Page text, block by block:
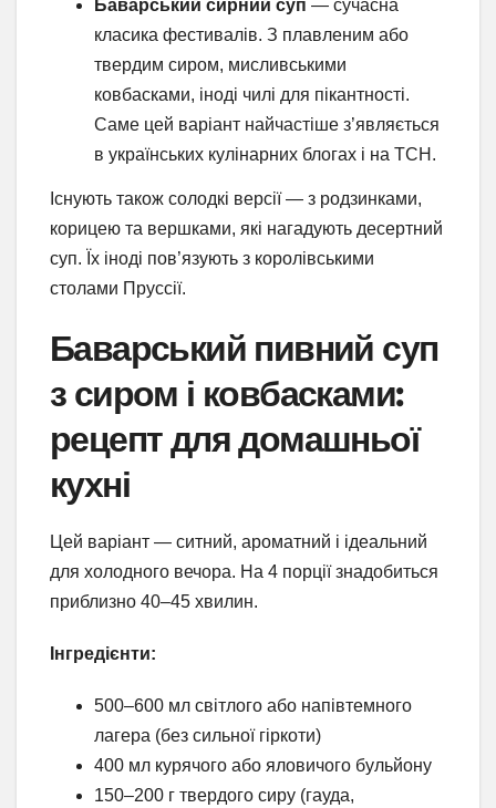
Баварський сирний суп — сучасна
класика фестивалів. З плавленим або
твердим сиром, мисливськими
ковбасками, іноді чилі для пікантності.
Саме цей варіант найчастіше з’являється
в українських кулінарних блогах і на ТСН.
Існують також солодкі версії — з родзинками,
корицею та вершками, які нагадують десертний
суп. Їх іноді пов’язують з королівськими
столами Пруссії.
Баварський пивний суп
з сиром і ковбасками:
рецепт для домашньої
кухні
Цей варіант — ситний, ароматний і ідеальний
для холодного вечора. На 4 порції знадобиться
приблизно 40–45 хвилин.
Інгредієнти:
500–600 мл світлого або напівтемного
лагера (без сильної гіркоти)
400 мл курячого або яловичого бульйону
150–200 г твердого сиру (гауда,